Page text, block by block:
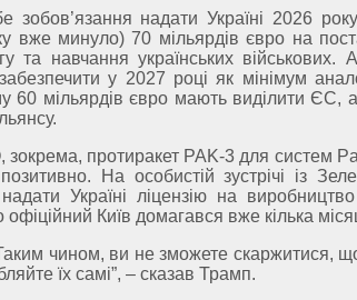
надати Україні 2026
вже минуло) 70 мільярдів євро на
та навчання українських військових.
у 2027 році як мінімум
60 мільярдів євро мають виділити ЄС,
протиракет PAK-3 для систем
На особистій зустрічі із
Україні ліцензію на
Київ домагався вже кілька
чином, ви не зможете скаржитися,
їх самі”, – сказав Трамп.